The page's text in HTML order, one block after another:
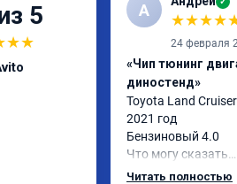
5
★★
А
★★★★
24 февраля
«Чип тюнинг
диностенд»
Toyota Land
2021 год
Бензиновый 4.0
Что могу
жизнь)
Читать полностью